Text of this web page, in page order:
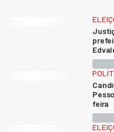
feira